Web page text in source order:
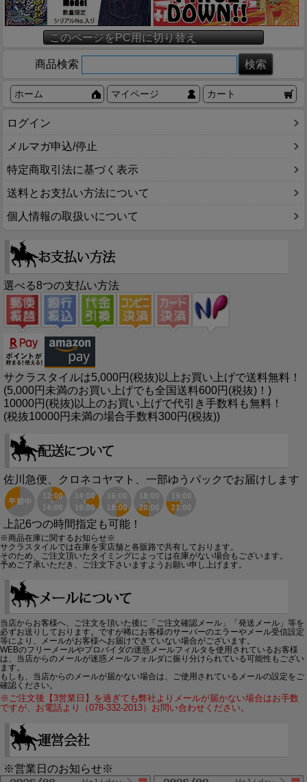
このページをPC用に切り替え
商品検索
ホーム マイページ カート
ログイン
メルマガ申込/停止
特定商取引法に基づく表示
送料とお支払い方法について
個人情報の取扱いについて
選べる8つの支払い方法
サクラスタイルは5,000円(税抜)以上お買い上げで送料無料！
(5,000円未満のお買い上げでも全国送料600円(税抜)！)
10000円(税抜)以上のお買い上げで代引き手数料も無料！
(税抜10000円未満の場合手数料300円(税抜))
佐川急便、クロネコヤマト、一部ゆうパックでお届けします
上記6つの時間指定も可能！
※商品在庫に関するお知らせ※
サクラスタイルでは在庫を実店舗と各販路で共有しております。
そのため、ご注文頂いたタイミングによっては在庫がない場合もございます。
予めご了承いただき、ご注文下さいますようお願い申し上げます。
当店からお客様へ、ご注文を頂いた後に「ご注文確認メール」「発送メール」等を
必ずお送りしております。ですが稀にお客様のサーバーのエラーやメール受信設定
等により、メールがお客様へお届けできていない場合がございます。
WEBのフリーメールやプロバイダの迷惑メールフィルタを使用されているお客様
は、当店からのメールが迷惑メールフォルダに振り分けられている可能性もござい
ます。
もしも、当店からのメールが届かない場合は、ご使用されているメールの設定をご
確認ください。
※ご注文後【3営業日】を過ぎても弊社よりメールが届かない場合はお手数
ですが、お電話より（078-332-2013）お問い合わせください。
※営業日のお知らせ※